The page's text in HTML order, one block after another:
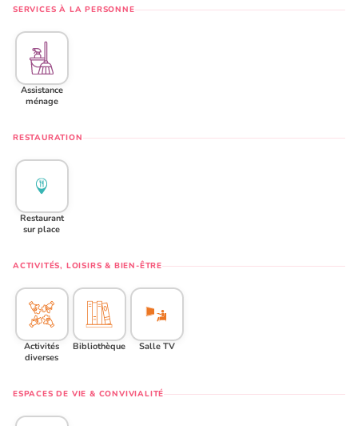
SERVICES À LA PERSONNE
Assistance
ménage
RESTAURATION
Restaurant
sur place
ACTIVITÉS, LOISIRS & BIEN-ÊTRE
Activités
diverses
Bibliothèque Salle TV
ESPACES DE VIE & CONVIVIALITÉ